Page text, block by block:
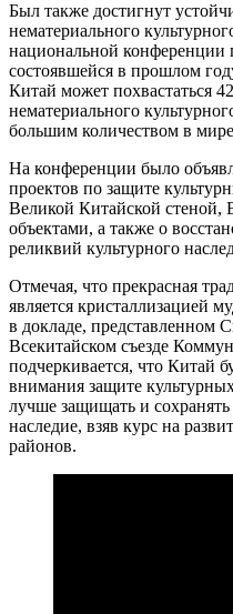
Был также достигнут
нематериального
национальной конференции
состоявшейся в прошлом
Китай может похвастаться
нематериального
большим количеством в
На конференции было
проектов по защите
Великой Китайской
объектами, а также о
реликвий культурного
Отмечая, что прекрасная
является кристаллизацией
в докладе,
Всекитайском съезде
подчеркивается, что Китай
внимания защите
лучше защищать и сохранять
наследие, взяв курс на
районов.